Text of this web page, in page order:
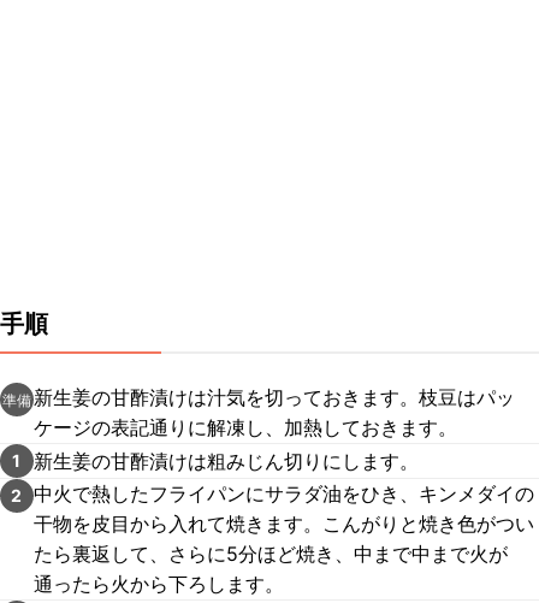
手順
準備 新生姜の甘酢漬けは汁気を切っておきます。枝豆はパッ
ケージの表記通りに解凍し、加熱しておきます。
1 新生姜の甘酢漬けは粗みじん切りにします。
2
中火で熱したフライパンにサラダ油をひき、キンメダイの
干物を皮目から入れて焼きます。こんがりと焼き色がつい
たら裏返して、さらに5分ほど焼き、中まで中まで火が
通ったら火から下ろします。